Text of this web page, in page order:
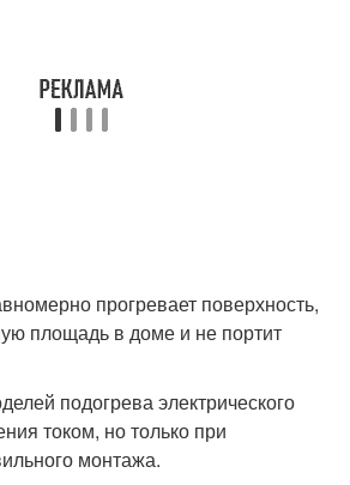
прогревает поверхность,
площадь в доме и не портит
подогрева электрического
током, но только при
монтажа.